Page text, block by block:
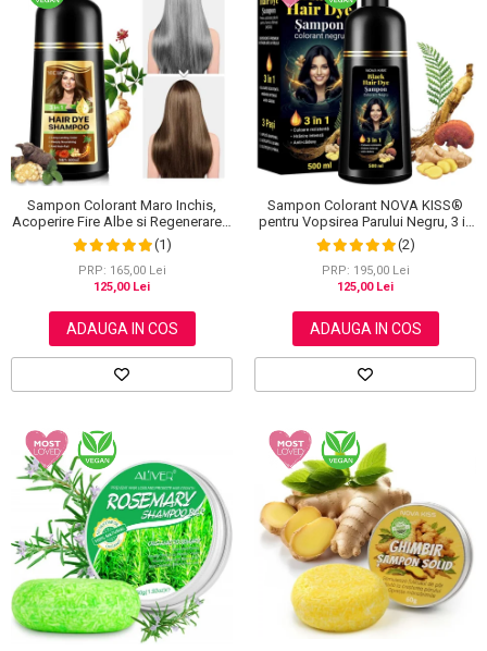
Sampon Colorant Maro Inchis,
Acoperire Fire Albe si Regenerare 3
in 1, #5 Dark Coffee, 500 ml
(1)
PRP: 165,00 Lei
125,00 Lei
ADAUGA IN COS
Sampon Colorant NOVA KISS®
pentru Vopsirea Parului Negru, 3 in
1, Acoperire Fire Albe, 500 ml
(2)
PRP: 195,00 Lei
125,00 Lei
ADAUGA IN COS